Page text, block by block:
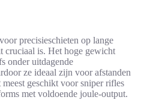
precisieschieten op lange
cruciaal is. Het hoge gewicht
onder uitdagende
ze ideaal zijn voor afstanden
geschikt voor sniper rifles
met voldoende joule-output.